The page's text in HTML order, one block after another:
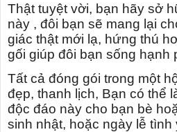
Thật tuyệt vời, bạn hãy sở
này , đôi bạn sẽ mang lại
giác thật mới lạ, hứng thú
gối giúp đôi bạn sống hạnh
Tất cả đóng gói trong một
đẹp, thanh lịch, Bạn có thể
độc đáo này cho bạn bè
sinh nhật, hoặc ngày lễ tình